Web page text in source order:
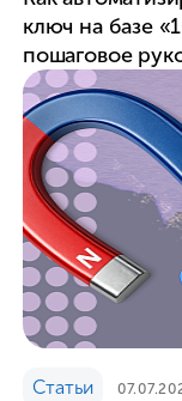
ключ на базе
пошаговое
Статьи